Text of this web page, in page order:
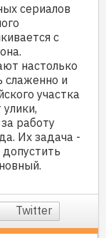
сериалов
с
настолько
слаженно и
участка
работу
Их задача -
Twitter